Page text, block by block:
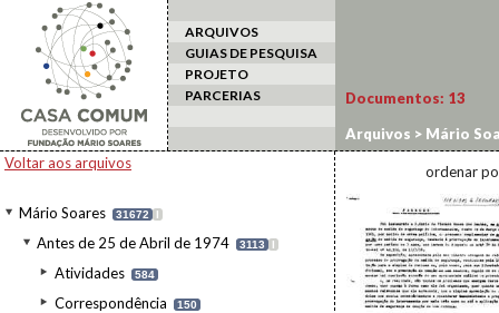
ARQUIVOS
GUIAS DE PESQUISA
PROJETO
PARCERIAS
Voltar aos arquivos
Mário Soares 31672 I
Antes de 25 de Abril de 1974 3113 I
Atividades 584
Correspondência 150
Documentos: 13
Arquivos > Mário
plenários
ordenar